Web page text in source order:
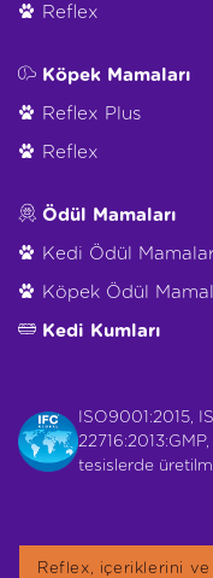
Reflex
Köpek Mamaları
Reflex Plus
Reflex
Ödül Mamaları
Kedi Ödül
Köpek Ödül
Kedi Kumları
ISO9001:2015,
tesislerde
Reflex, içeriklerini